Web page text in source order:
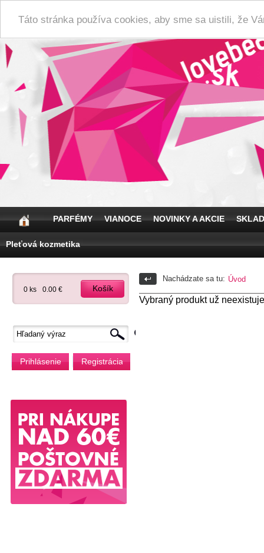
Táto stránka používa cookies, aby sme sa uistili, že
PARFÉMY VIANOCE NOVINKY A AKCIE
Pleťová kozmetika
0 ks 0.00 € Košík
Prihlásenie Registrácia
Nachádzate sa tu: Úvod
Vybraný produkt už